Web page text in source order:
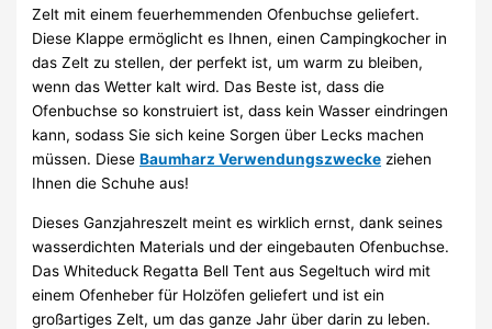
Zelt mit einem feuerhemmenden Ofenbuchse geliefert.
Diese Klappe ermöglicht es Ihnen, einen Campingkocher in
das Zelt zu stellen, der perfekt ist, um warm zu bleiben,
wenn das Wetter kalt wird. Das Beste ist, dass die
Ofenbuchse so konstruiert ist, dass kein Wasser eindringen
kann, sodass Sie sich keine Sorgen über Lecks machen
müssen. DieseBaumharz Verwendungszwecke ziehen
Ihnen die Schuhe aus!
Dieses Ganzjahreszelt meint es wirklich ernst, dank seines
wasserdichten Materials und der eingebauten Ofenbuchse.
Das Whiteduck Regatta Bell Tent aus Segeltuch wird mit
einem Ofenheber für Holzöfen geliefert und ist ein
großartiges Zelt, um das ganze Jahr über darin zu leben.